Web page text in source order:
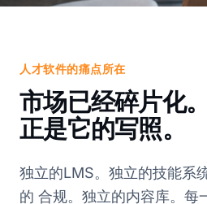
人才软件的痛点所在
市场已经碎片化
正是它的写照。
独立的LMS。独立的技能系
的 合规。独立的内容库。每